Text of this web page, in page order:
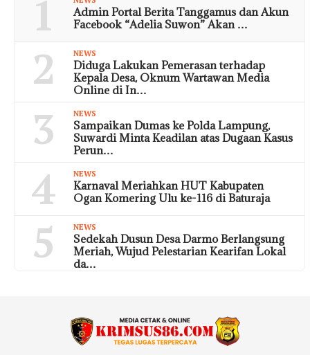
1
Admin Portal Berita Tanggamus dan Akun
Facebook “Adelia Suwon” Akan …
2 NEWS
Diduga Lakukan Pemerasan terhadap
Kepala Desa, Oknum Wartawan Media
Online di In…
3 NEWS
Sampaikan Dumas ke Polda Lampung,
Suwardi Minta Keadilan atas Dugaan Kasus
Perun…
4 NEWS
Karnaval Meriahkan HUT Kabupaten
Ogan Komering Ulu ke-116 di Baturaja
5 NEWS
Sedekah Dusun Desa Darmo Berlangsung
Meriah, Wujud Pelestarian Kearifan Lokal
da…